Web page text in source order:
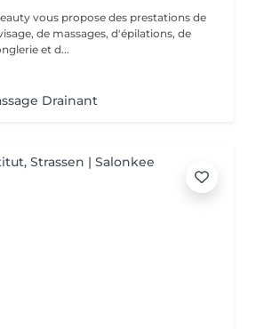
vous propose des prestations de
de massages, d'épilations, de
et d...
Drainant